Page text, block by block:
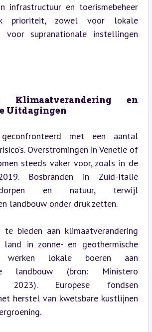
infrastructuur en toerismebeheer
prioriteit, zowel voor lokale
voor supranationale instellingen
en
Uitdagingen
met een aantal
Overstromingen in Venetië of
steeds vaker voor, zoals in de
Bosbranden in Zuid-Italië
en natuur, terwijl
landbouw onder druk zetten.
bieden aan klimaatverandering
in zonne- en geothermische
werken lokale boeren aan
landbouw (bron: Ministero
2023). Europese fondsen
herstel van kwetsbare kustlijnen